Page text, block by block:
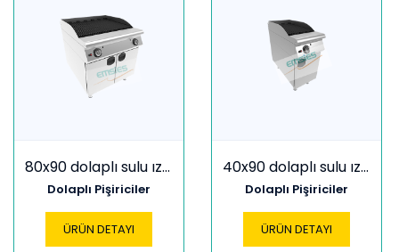
80x90 dolaplı sulu ızgara
Dolaplı Pişiriciler
ÜRÜN DETAYI
40x90 dolaplı sulu ızgara
Dolaplı Pişiriciler
ÜRÜN DETAYI